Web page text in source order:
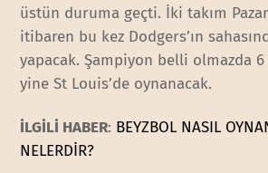
üstün duruma geçti. İki takım
itibaren bu kez Dodgers’ın
yapacak. Şampiyon belli olmazda 6
yine St Louis’de oynanacak.
İLGİLİ HABER: BEYZBOL NASIL
NELERDİR?